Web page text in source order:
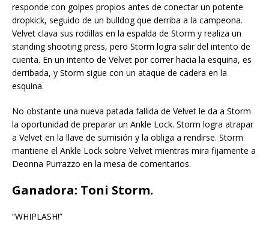
responde con golpes propios antes de conectar un potente
dropkick, seguido de un bulldog que derriba a la campeona.
Velvet clava sus rodillas en la espalda de Storm y realiza un
standing shooting press, pero Storm logra salir del intento de
cuenta. En un intento de Velvet por correr hacia la esquina, es
derribada, y Storm sigue con un ataque de cadera en la
esquina.
No obstante una nueva patada fallida de Velvet le da a Storm
la oportunidad de preparar un Ankle Lock. Storm logra atrapar
a Velvet en la llave de sumisión y la obliga a rendirse. Storm
mantiene el Ankle Lock sobre Velvet mientras mira fijamente a
Deonna Purrazzo en la mesa de comentarios.
Ganadora: Toni Storm.
“WHIPLASH!”